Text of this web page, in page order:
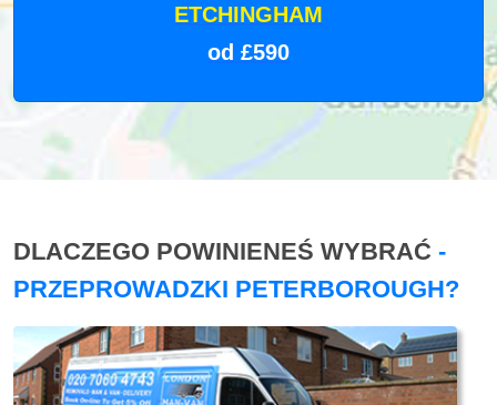
ETCHINGHAM
od £590
DLACZEGO POWINIENEŚ WYBRAĆ -
PRZEPROWADZKI PETERBOROUGH?